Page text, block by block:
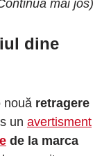
mai jos)
dine
nouă retragere
un avertisment
de la marca